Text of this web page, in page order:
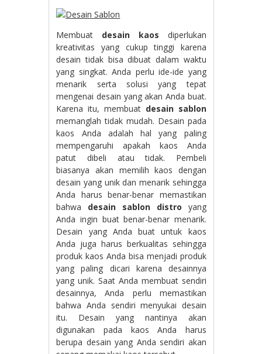
Membuat desain kaos diperlukan
kreativitas yang cukup tinggi karena
desain tidak bisa dibuat dalam waktu
yang singkat. Anda perlu ide-ide yang
menarik serta solusi yang tepat
mengenai desain yang akan Anda buat.
Karena itu, membuat desain sablon
memanglah tidak mudah. Desain pada
kaos Anda adalah hal yang paling
mempengaruhi apakah kaos Anda
patut dibeli atau tidak. Pembeli
biasanya akan memilih kaos dengan
desain yang unik dan menarik sehingga
Anda harus benar-benar memastikan
bahwa desain sablon distro yang
Anda ingin buat benar-benar menarik.
Desain yang Anda buat untuk kaos
Anda juga harus berkualitas sehingga
produk kaos Anda bisa menjadi produk
yang paling dicari karena desainnya
yang unik. Saat Anda membuat sendiri
desainnya, Anda perlu memastikan
bahwa Anda sendiri menyukai desain
itu. Desain yang nantinya akan
digunakan pada kaos Anda harus
berupa desain yang Anda sendiri akan